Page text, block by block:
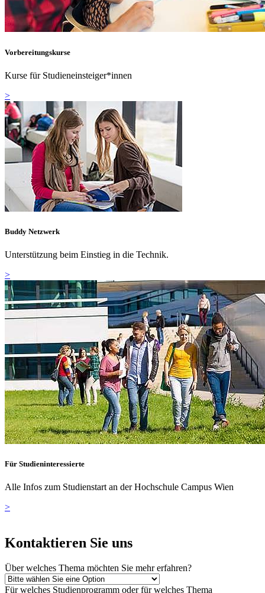
Vorbereitungskurse
Kurse für Studieneinsteiger*innen
>
Buddy Netzwerk
Unterstützung beim Einstieg in die Technik.
>
Für Studieninteressierte
Alle Infos zum Studienstart an der Hochschule Campus Wien
>
Kontaktieren Sie uns
Über welches Thema möchten Sie mehr erfahren?
Für welches Studienprogramm oder für welches Thema